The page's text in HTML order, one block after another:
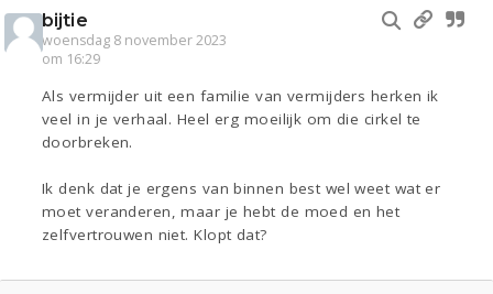
bijtie
woensdag 8 november 2023
om 16:29
Als vermijder uit een familie van vermijders herken ik
veel in je verhaal. Heel erg moeilijk om die cirkel te
doorbreken.
Ik denk dat je ergens van binnen best wel weet wat er
moet veranderen, maar je hebt de moed en het
zelfvertrouwen niet. Klopt dat?